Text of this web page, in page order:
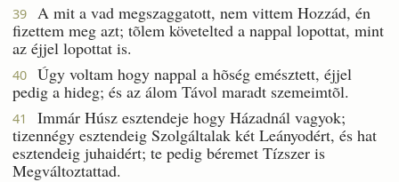
39
A mit a vad megszaggatott, nem vittem Hozzád, én
fizettem meg azt; tõlem követelted a nappal lopottat, mint
az éjjel lopottat is.
40
Úgy voltam hogy nappal a hõség emésztett, éjjel
pedig a hideg; és az álom Távol maradt szemeimtõl.
41
Immár Húsz esztendeje hogy Házadnál vagyok;
tizennégy esztendeig Szolgáltalak két Leányodért, és hat
esztendeig juhaidért; te pedig béremet Tízszer is
Megváltoztattad.